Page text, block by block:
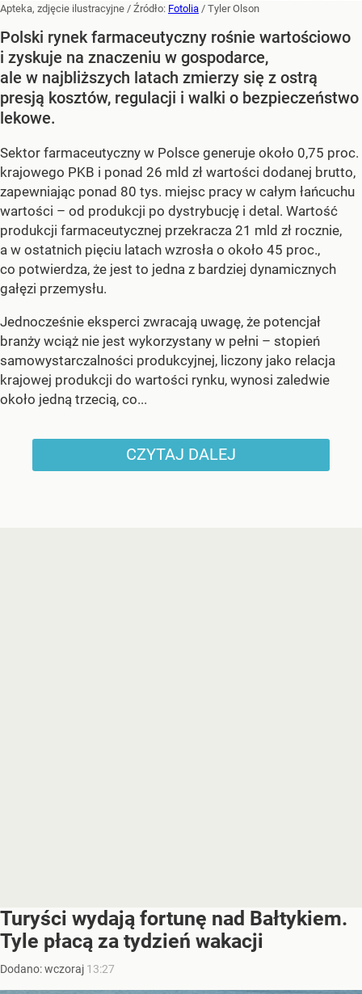
Apteka, zdjęcie ilustracyjne / Źródło: Fotolia / Tyler Olson
Polski rynek farmaceutyczny rośnie wartościowo
i zyskuje na znaczeniu w gospodarce,
ale w najbliższych latach zmierzy się z ostrą
presją kosztów, regulacji i walki o bezpieczeństwo
lekowe.
Sektor farmaceutyczny w Polsce generuje około 0,75 proc.
krajowego PKB i ponad 26 mld zł wartości dodanej brutto,
zapewniając ponad 80 tys. miejsc pracy w całym łańcuchu
wartości – od produkcji po dystrybucję i detal. Wartość
produkcji farmaceutycznej przekracza 21 mld zł rocznie,
a w ostatnich pięciu latach wzrosła o około 45 proc.,
co potwierdza, że jest to jedna z bardziej dynamicznych
gałęzi przemysłu.
Jednocześnie eksperci zwracają uwagę, że potencjał
branży wciąż nie jest wykorzystany w pełni – stopień
samowystarczalności produkcyjnej, liczony jako relacja
krajowej produkcji do wartości rynku, wynosi zaledwie
około jedną trzecią, co...
CZYTAJ DALEJ
Turyści wydają fortunę nad Bałtykiem.
Tyle płacą za tydzień wakacji
Dodano:wczoraj 13:27